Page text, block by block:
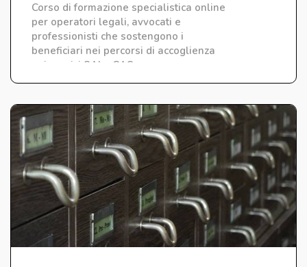
Corso di formazione specialistica online
per operatori legali, avvocati e
professionisti che sostengono i
beneficiari nei percorsi di accoglienza
nei servizi SAI e CAS.